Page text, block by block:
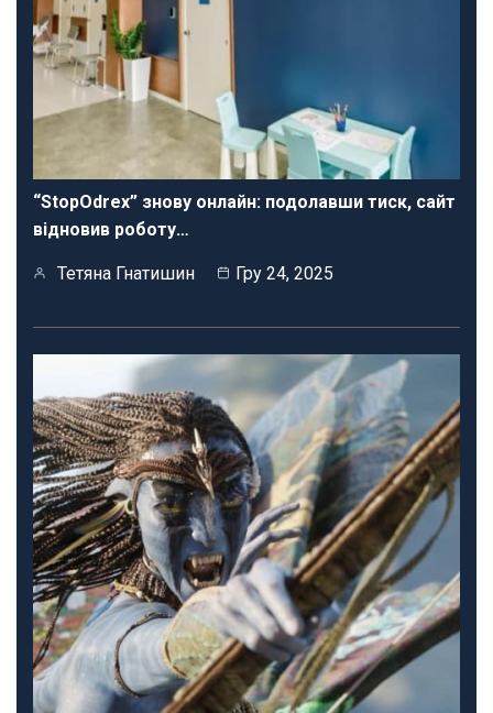
“StopOdrex” знову онлайн: подолавши тиск, сайт
відновив роботу…
Тетяна Гнатишин Гру 24, 2025